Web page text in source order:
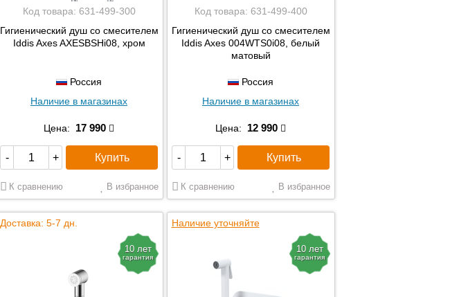
Код товара: 631-499-300
Гигиенический душ со смесителем
Iddis Axes AXESBSHi08, хром
Россия
Наличие в магазинах
Цена: 17 990
- + Купить
К сравнению В избранное
Код товара: 631-499-400
Гигиенический душ со смесителем
Iddis Axes 004WTS0i08, белый
матовый
Россия
Наличие в магазинах
Цена: 12 990
- + Купить
К сравнению В избранное
Доставка: 5-7 дн.
10 лет
гарантия
Наличие уточняйте
10 лет
гарантия